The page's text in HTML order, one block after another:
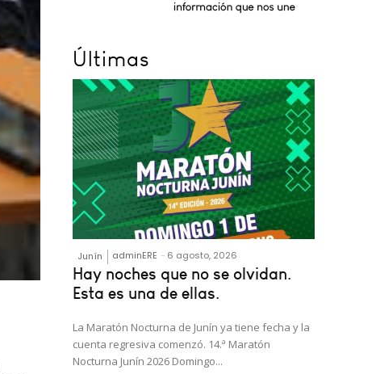
Últimas
Junín adminERE - 6 agosto, 2026
Hay noches que no se olvidan.
Esta es una de ellas.
La Maratón Nocturna de Junín ya tiene fecha y la
cuenta regresiva comenzó. 14.ª Maratón
Nocturna Junín 2026 Domingo...